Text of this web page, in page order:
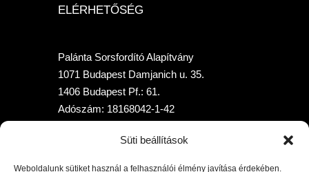
Süti beállítások
Weboldalunk sütiket használ a felhasználói élmény javítása érdekében.
ELÉRHETŐSÉG
Palánta Sorsfordító Alapítvány
1071 Budapest Damjanich u. 35.
1406 Budapest Pf.: 61.
Adószám: 18168042-1-42
Bankszámlaszám: 10400205-02010397-